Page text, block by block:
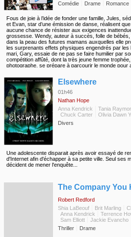
Comédie
Drame Romance
Fous de joie à l’idée de fonder une famille, Jules,
et Evan, star d’une émission de danse, réalisent
aucune chance de résister aux exigences
grossesse. Wendy, auteur à succès, folle de
dans la peau des futures mamans auxquelles elle
les surprenants effets physiques engendrés par
mari, Gary, essaie de ne pas se faire humilier par
compétition affûté, dont la très jeune femme
photographe, se prépare à parcourir le monde pour
jeunes pères solidaires parlent avec franchise de la
chefs cuisiniers rivaux de « food trucks », ont une
dilemme : que faire quand votre premier enfant
vous ?
Elsewhere
01h46
Nathan Hope
Anna Kendrick
Tania
Chuck Carter
Olivia Dawn
Divers
Une adolescente disparait après avoir essayé de
d'Internet afin d'échapper à sa petite ville. Seul ses
décident de mener l'enquête...
The Company You
Robert Redford
Shia LaBeouf
Brit Marling
Anna Kendrick
Terrence
Sam Elliott
Jackie Evancho
Thriller
Drame